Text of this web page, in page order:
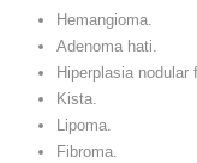
Hemangioma.
Adenoma hati.
Hiperplasia nodular
Kista.
Lipoma.
Fibroma.